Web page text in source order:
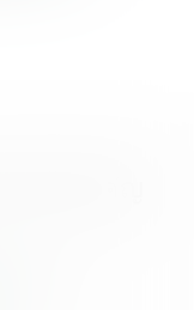
รื่องสำคัญ
รพืช ที่